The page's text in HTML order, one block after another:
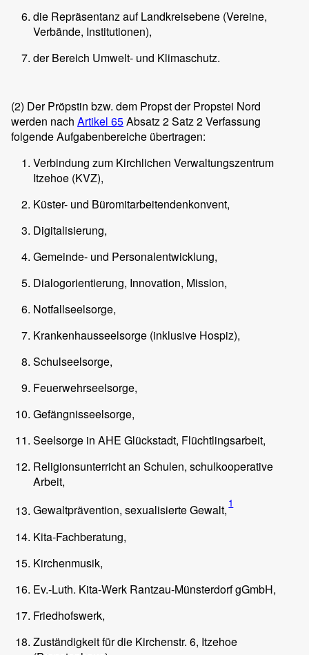
die Repräsentanz auf Landkreisebene (Vereine,
Verbände, Institutionen),
der Bereich Umwelt- und Klimaschutz.
(2) Der Pröpstin bzw. dem Propst der Propstei Nord
werden nach Artikel 65Absatz 2 Satz 2 Verfassung
folgende Aufgabenbereiche übertragen:
Verbindung zum Kirchlichen Verwaltungszentrum
Itzehoe (KVZ),
Küster- und Büromitarbeitendenkonvent,
Digitalisierung,
Gemeinde- und Personalentwicklung,
Dialogorientierung, Innovation, Mission,
Notfallseelsorge,
Krankenhausseelsorge (inklusive Hospiz),
Schulseelsorge,
Feuerwehrseelsorge,
Gefängnisseelsorge,
Seelsorge in AHE Glückstadt, Flüchtlingsarbeit,
Religionsunterricht an Schulen, schulkooperative
Arbeit,
Gewaltprävention, sexualisierte Gewalt, 1
Kita-Fachberatung,
Kirchenmusik,
Ev.-Luth. Kita-Werk Rantzau-Münsterdorf gGmbH,
Friedhofswerk,
Zuständigkeit für die Kirchenstr. 6, Itzehoe